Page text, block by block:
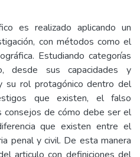
es realizado aplicando un
con métodos como el
Estudiando categorías
desde sus capacidades y
su rol protagónico dentro del
que existen, el falso
consejos de cómo debe ser el
que existen entre el
penal y civil. De esta manera